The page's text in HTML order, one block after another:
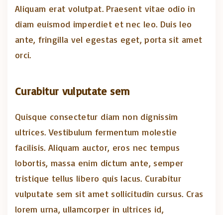
Aliquam erat volutpat. Praesent vitae odio in
diam euismod imperdiet et nec leo. Duis leo
ante, fringilla vel egestas eget, porta sit amet
orci.
Curabitur vulputate sem
Quisque consectetur diam non dignissim
ultrices. Vestibulum fermentum molestie
facilisis. Aliquam auctor, eros nec tempus
lobortis, massa enim dictum ante, semper
tristique tellus libero quis lacus. Curabitur
vulputate sem sit amet sollicitudin cursus. Cras
lorem urna, ullamcorper in ultrices id,